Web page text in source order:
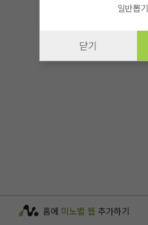
일반뽑
닫기
홈에 미노벨 웹 추가하기